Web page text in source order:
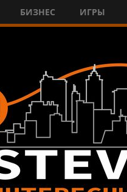
БИЗНЕС ИГРЫ